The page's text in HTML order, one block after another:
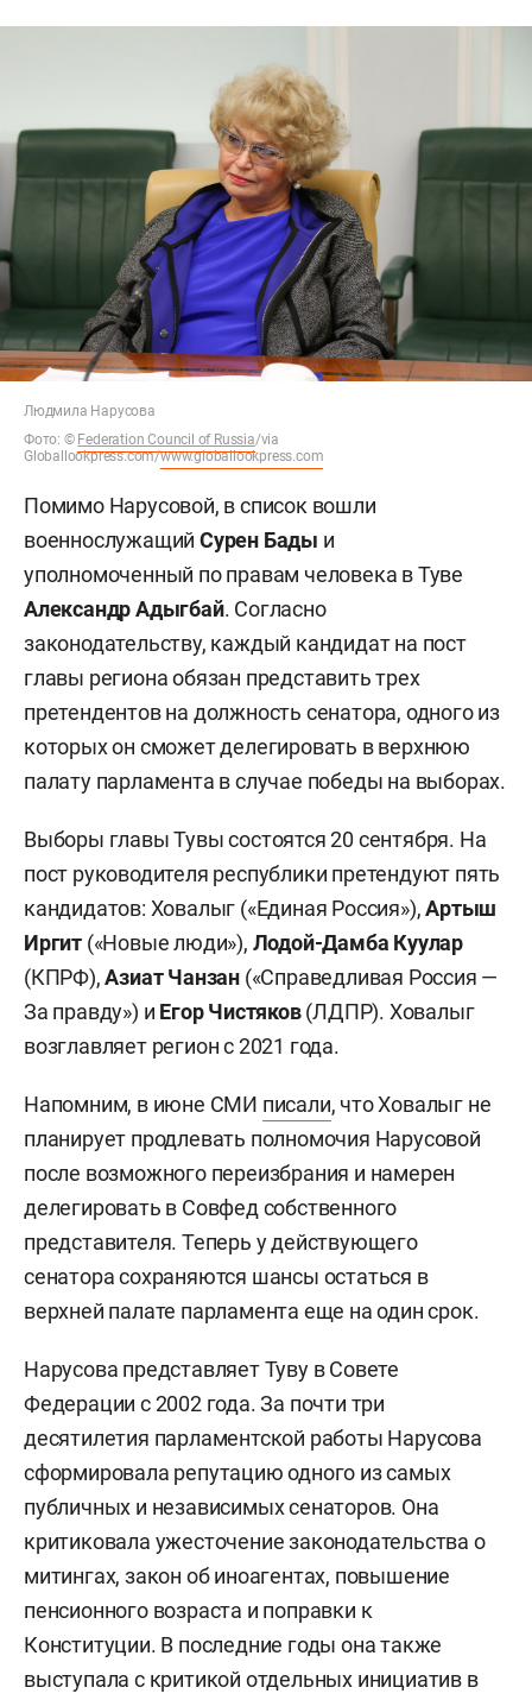
Людмила Нарусова
Фото: © Federation Council of Russia/via
Globallookpress.com/www.globallookpress.com
Помимо Нарусовой, в список вошли
военнослужащийСурен Бады и
уполномоченный по правам человека в Туве
Александр Адыгбай. Согласно
законодательству, каждый кандидат на пост
главы региона обязан представить трех
претендентов на должность сенатора, одного из
которых он сможет делегировать в верхнюю
палату парламента в случае победы на выборах.
Выборы главы Тувы состоятся 20 сентября. На
пост руководителя республики претендуют пять
кандидатов: Ховалыг («Единая Россия»),Артыш
Иргит («Новые люди»), Лодой-Дамба Куулар
(КПРФ),Азиат Чанзан («Справедливая Россия —
За правду») и Егор Чистяков(ЛДПР). Ховалыг
возглавляет регион с 2021 года.
Напомним, в июне СМИ писали, что Ховалыг не
планирует продлевать полномочия Нарусовой
после возможного переизбрания и намерен
делегировать в Совфед собственного
представителя. Теперь у действующего
сенатора сохраняются шансы остаться в
верхней палате парламента еще на один срок.
Нарусова представляет Туву в Совете
Федерации с 2002 года. За почти три
десятилетия парламентской работы Нарусова
сформировала репутацию одного из самых
публичных и независимых сенаторов. Она
критиковала ужесточение законодательства о
митингах, закон об иноагентах, повышение
пенсионного возраста и поправки к
Конституции. В последние годы она также
выступала с критикой отдельных инициатив в